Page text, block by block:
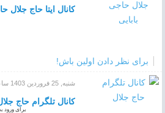
کانال ایتا حاج جلال
برای نظر دادن اولین باش!
شنبه, 25 فروردين 1403 ساعت 11:21
کانال تلگرام حاج
برای ورود